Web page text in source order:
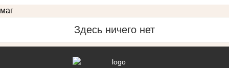
маг
Здесь ничего нет